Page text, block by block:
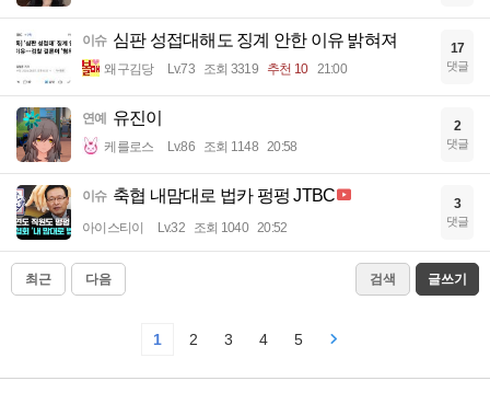
이슈 심판 성접대해도 징계 안한 이유 밝혀져
왜구김당 Lv.73 조회 3319 추천 10 21:00
17
댓글
연예 유진이
케를로스 Lv.86 조회 1148 20:58
2
댓글
이슈 축협 내맘대로 법카 펑펑 JTBC
아이스티이 Lv.32 조회 1040 20:52
3
댓글
최근 다음 검색 글쓰기
1 2 3 4 5